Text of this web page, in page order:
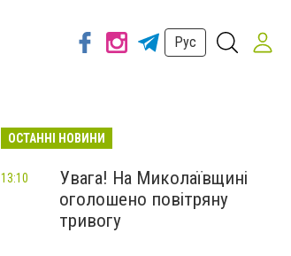
Рус
ОСТАННІ НОВИНИ
Увага! На Миколаївщині
оголошено повітряну
тривогу
13:10